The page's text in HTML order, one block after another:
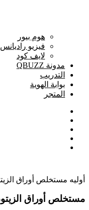
هوم بيور
فيزيو راديانس
لايف كود
مدونة QBUZZ
التدريب
بوابة الهوية
المتجر
أوليه مستخلص أوراق
مستخلص أوراق